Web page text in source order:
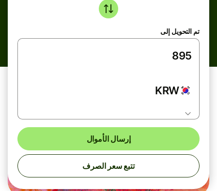
تم التحويل إلى
KRW
إرسال الأموال
تتبع سعر الصرف